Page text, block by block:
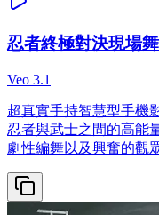
忍者終極對決現場
Veo 3.1
超真實手持智慧型手機
忍者與武士之間的高能
劇性編舞以及興奮的觀